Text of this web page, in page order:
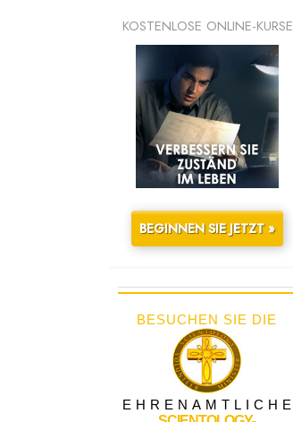
KOSTENLOSE ONLINE-KURSE
BEGINNEN SIE JETZT »
BESUCHEN SIE DIE
EHRENAMTLICHE